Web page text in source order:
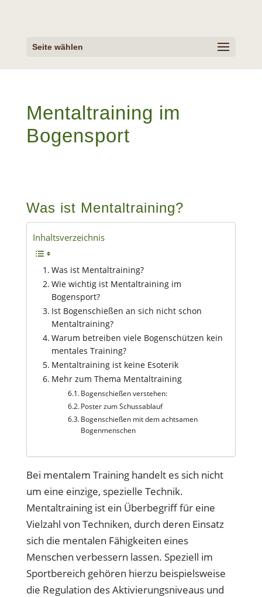
Seite wählen
Mentaltraining im
Bogensport
Was ist Mentaltraining?
Inhaltsverzeichnis
Was ist Mentaltraining?
Wie wichtig ist Mentaltraining im
Bogensport?
Ist Bogenschießen an sich nicht schon
Mentaltraining?
Warum betreiben viele Bogenschützen kein
mentales Training?
Mentaltraining ist keine Esoterik
Mehr zum Thema Mentaltraining
Bogenschießen verstehen:
Poster zum Schussablauf
Bogenschießen mit dem achtsamen
Bogenmenschen
Bei mentalem Training handelt es sich nicht
um eine einzige, spezielle Technik.
Mentaltraining ist ein Überbegriff für eine
Vielzahl von Techniken, durch deren Einsatz
sich die mentalen Fähigkeiten eines
Menschen verbessern lassen. Speziell im
Sportbereich gehören hierzu beispielsweise
die Regulation des Aktivierungsniveaus und